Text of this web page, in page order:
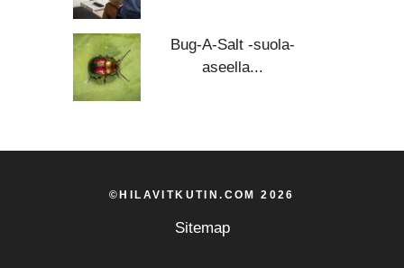
Bug-A-Salt -suola-
aseella...
©HILAVITKUTIN.COM 2026
Sitemap